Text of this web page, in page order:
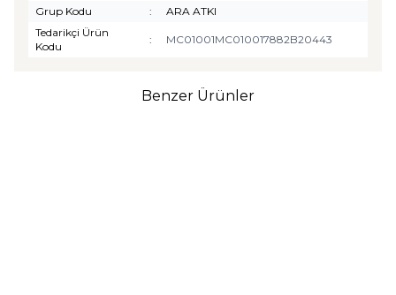
Grup Kodu
:
ARA ATKI
Tedarikçi Ürün
Kodu
: MC01001MC010017882B20443
Benzer Ürünler